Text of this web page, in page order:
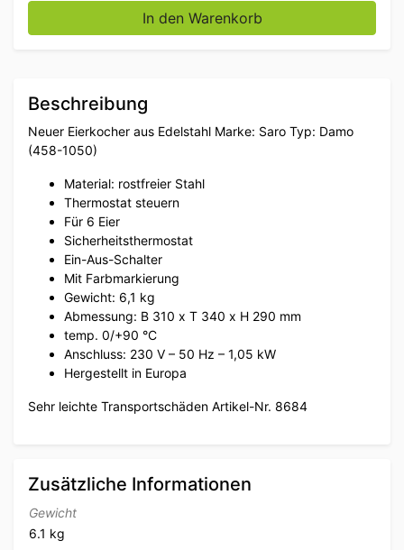
Saro Eierkocher aus Edelstahl 6 Eier 230V Horeca
In den Warenkorb
Beschreibung
Neuer Eierkocher aus Edelstahl Marke: Saro Typ: Damo
(458-1050)
Material: rostfreier Stahl
Thermostat steuern
Für 6 Eier
Sicherheitsthermostat
Ein-Aus-Schalter
Mit Farbmarkierung
Gewicht: 6,1 kg
Abmessung: B 310 x T 340 x H 290 mm
temp. 0/+90 °C
Anschluss: 230 V – 50 Hz – 1,05 kW
Hergestellt in Europa
Sehr leichte Transportschäden Artikel-Nr. 8684
Zusätzliche Informationen
Gewicht
6.1 kg